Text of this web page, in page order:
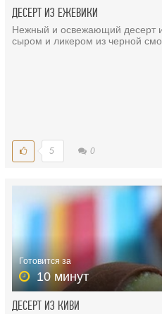
ДЕСЕРТ ИЗ ЕЖЕВИКИ
Нежный и освежающий десерт
сыром и ликером из черной
5 0
Готовится за
10 минут
ДЕСЕРТ ИЗ КИВИ